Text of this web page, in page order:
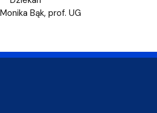
Bąk, prof. UG